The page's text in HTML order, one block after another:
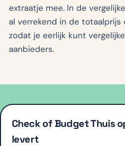
extraatje mee. In de
al verrekend in de totaalprijs
zodat je eerlijk kunt
aanbieders.
Check of Budget Thuis
levert